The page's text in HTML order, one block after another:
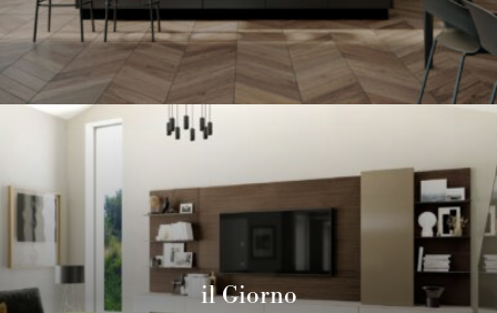
il Giorno